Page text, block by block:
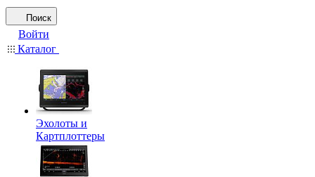
Поиск
Войти
Каталог
Эхолоты и
Картплоттеры